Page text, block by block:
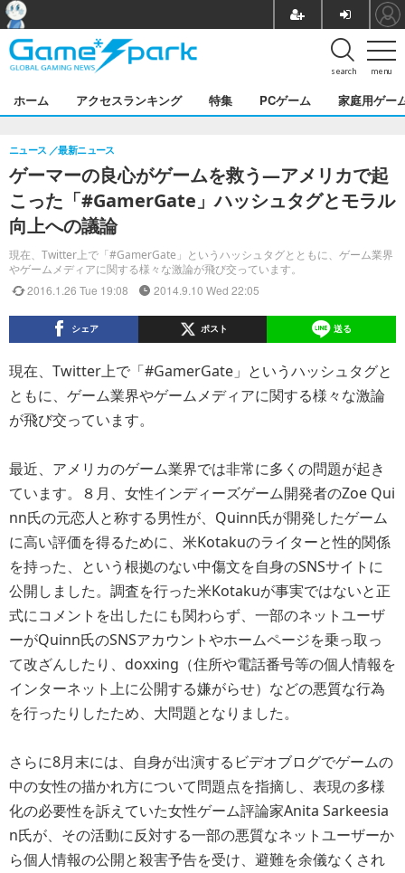
menu
search
ホーム アクセスランキング 特集 PCゲーム 家庭用ゲー
ゲーマーの良心がゲームを救う―アメリカで起
こった「#GamerGate」ハッシュタグとモラル
向上への議論
現在、Twitter上で「#GamerGate」というハッシュタグとともに、ゲーム業界
やゲームメディアに関する様々な激論が飛び交っています。
ニュース 最新ニュース
2016.1.26 Tue 19:08 2014.9.10 Wed 22:05
シェア ポスト 送る
現在、Twitter上で「#GamerGate」というハッシュタグと
ともに、ゲーム業界やゲームメディアに関する様々な激論
が飛び交っています。
最近、アメリカのゲーム業界では非常に多くの問題が起き
ています。８月、女性インディーズゲーム開発者のZoe Qui
nn氏の元恋人と称する男性が、Quinn氏が開発したゲーム
に高い評価を得るために、米Kotakuのライターと性的関係
を持った、という根拠のない中傷文を自身のSNSサイトに
公開しました。調査を行った米Kotakuが事実ではないと正
式にコメントを出したにも関わらず、一部のネットユーザ
ーがQuinn氏のSNSアカウントやホームページを乗っ取っ
て改ざんしたり、doxxing（住所や電話番号等の個人情報を
インターネット上に公開する嫌がらせ）などの悪質な行為
を行ったりしたため、大問題となりました。
さらに8月末には、自身が出演するビデオブログでゲームの
中の女性の描かれ方について問題点を指摘し、表現の多様
化の必要性を訴えていた女性ゲーム評論家Anita Sarkeesia
n氏が、その活動に反対する一部の悪質なネットユーザーか
ら個人情報の公開と殺害予告を受け、避難を余儀なくされ